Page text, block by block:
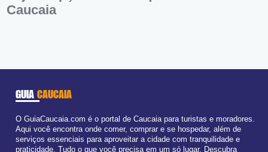
Caucaia
GUIA CAUCAIA
O GuiaCaucaia.com é o portal de Caucaia para turistas e moradores.
Aqui você encontra onde comer, comprar e se hospedar, além de
serviços essenciais para aproveitar a cidade com tranquilidade e
praticidade. Tudo o que você precisa em um só lugar. Descubra